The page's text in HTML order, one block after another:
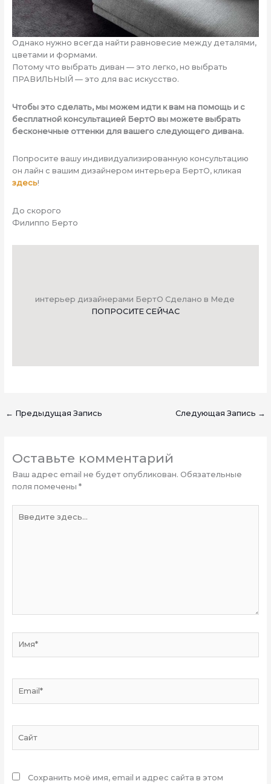
Однако нужно всегда найти равновесие между деталями,
цветами и формами.
Потому что выбрать диван — это легко, но выбрать
ПРАВИЛЬНЫЙ — это для вас искусство.
Чтобы это сделать, мы можем идти к вам на помощь и с
бесплатной консультацией БертО вы можете выбрать
бесконечные оттенки для вашего следующего дивана.
Попросите вашу индивидуализированную консультацию
он лайн с вашим дизайнером интерьера БертО, кликая
здесь!
До скорого
Филиппо Берто
интерьер дизайнерами БертО Сделано в Меде
ПОПРОСИТЕ СЕЙЧАС
← Предыдущая Запись Следующая Запись →
Оставьте комментарий
Ваш адрес email не будет опубликован. Обязательные
поля помечены *
здесь...
Сохранить моё имя, email и адрес сайта в этом